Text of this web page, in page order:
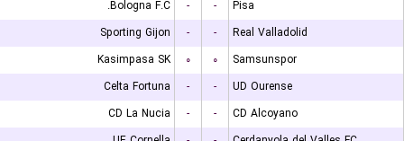
Bologna F.C.
- -
Pisa
Sporting Gijon
- -
Real Valladolid
Kasimpasa SK
۰ ۰
Samsunspor
Celta Fortuna
- -
UD Ourense
CD La Nucia
- -
CD Alcoyano